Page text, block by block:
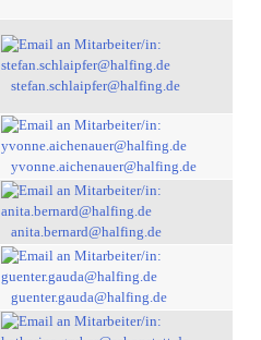
stefan.schlaipfer@halfing.de
yvonne.aichenauer@halfing.de
anita.bernard@halfing.de
guenter.gauda@halfing.de